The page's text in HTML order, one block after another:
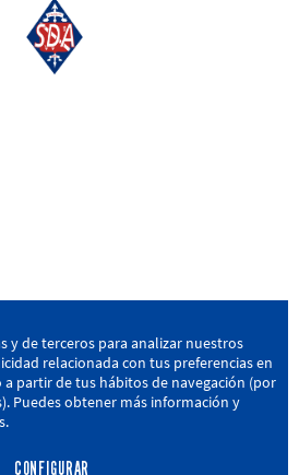
Amorebieta, Bizkaia
y de terceros para analizar nuestros
relacionada con tus preferencias en
partir de tus hábitos de navegación (por
Puedes obtener más información y
CONFIGURAR